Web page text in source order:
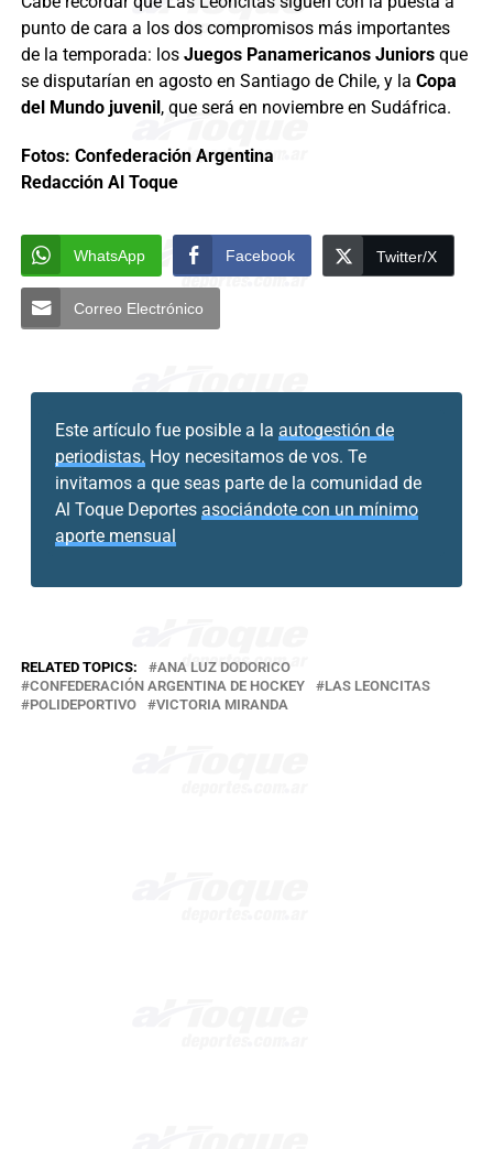
punto de cara a los dos compromisos más importantes
de la temporada: los Juegos Panamericanos Juniorsque
se disputarían en agosto en Santiago de Chile, y la Copa
del Mundo juvenil, que será en noviembre en Sudáfrica.
Fotos: Confederación Argentina
Redacción Al Toque
WhatsApp Facebook Twitter/X
Correo Electrónico
Este artículo fue posible a la autogestión de
periodistas. Hoy necesitamos de vos. Te
invitamos a que seas parte de la comunidad de
Al Toque Deportes asociándote con un mínimo
aporte mensual
RELATED TOPICS:
ANA LUZ DODORICO
CONFEDERACIÓN ARGENTINA DE HOCKEY
LAS LEONCITAS
POLIDEPORTIVO
VICTORIA MIRANDA